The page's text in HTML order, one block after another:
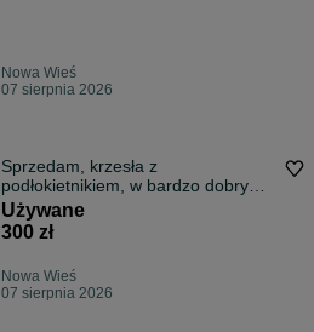
Nowa Wieś
07 sierpnia 2026
Sprzedam, krzesła z
podłokietnikiem, w bardzo dobrym
stanie
Używane
300 zł
Nowa Wieś
07 sierpnia 2026